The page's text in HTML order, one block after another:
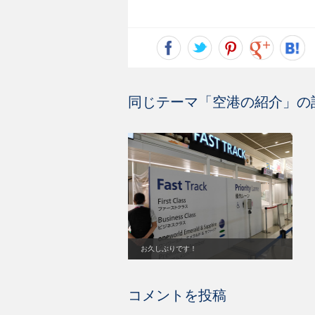
同じテーマ「 空港の紹介 」
お久しぶりです！
コメントを投稿